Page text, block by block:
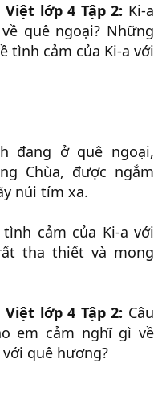
lớp 4 Tập 2: Ki-a
quê ngoại? Những
tình cảm của Ki-a với
đang ở quê ngoại,
Chùa, được ngắm
núi tím xa.
cảm của Ki-a với
tha thiết và mong
lớp 4 Tập 2: Câu
em cảm nghĩ gì về
quê hương?